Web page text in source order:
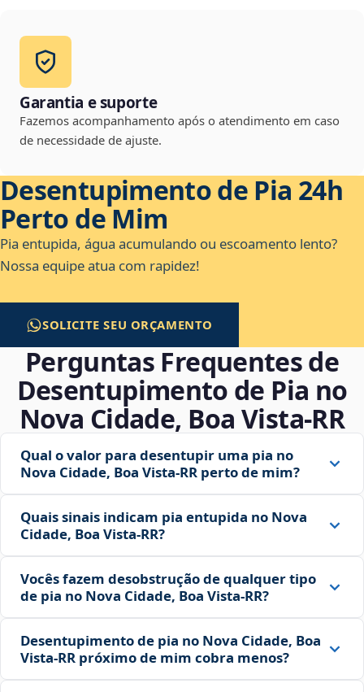
Garantia e suporte
Fazemos acompanhamento após o atendimento em caso
de necessidade de ajuste.
Desentupimento de Pia 24h
Perto de Mim
Pia entupida, água acumulando ou escoamento lento?
Nossa equipe atua com rapidez!
SOLICITE SEU ORÇAMENTO
Perguntas Frequentes de
Desentupimento de Pia no
Nova Cidade, Boa Vista‑RR
Qual o valor para desentupir uma pia no
Nova Cidade, Boa Vista‑RR perto de mim?
Quais sinais indicam pia entupida no Nova
Cidade, Boa Vista‑RR?
Vocês fazem desobstrução de qualquer tipo
de pia no Nova Cidade, Boa Vista‑RR?
Desentupimento de pia no Nova Cidade, Boa
Vista‑RR próximo de mim cobra menos?